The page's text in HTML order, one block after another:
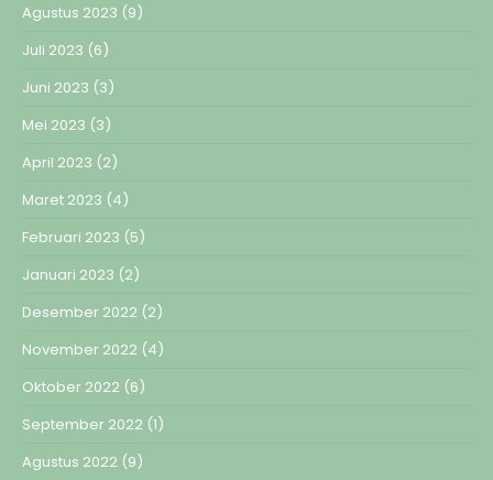
Agustus 2023 (9)
Juli 2023 (6)
Juni 2023 (3)
Mei 2023 (3)
April 2023 (2)
Maret 2023 (4)
Februari 2023 (5)
Januari 2023 (2)
Desember 2022 (2)
November 2022 (4)
Oktober 2022 (6)
September 2022 (1)
Agustus 2022 (9)